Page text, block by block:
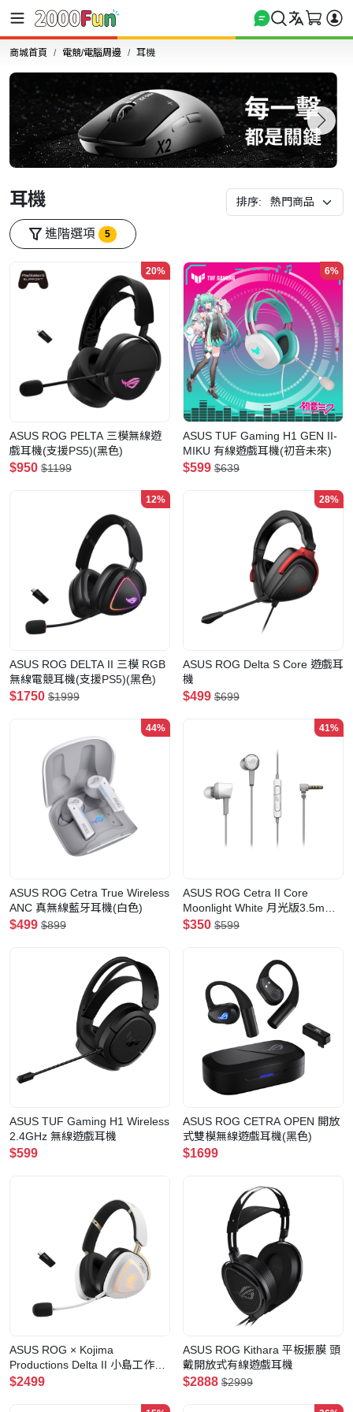
商城首頁 電競/電腦周邊 耳機
耳機 排序:
進階選項 5
20%
ASUS ROG PELTA 三模無線遊
戲耳機(支援PS5)(黑色)
$950 $1199
6%
ASUS TUF Gaming H1 GEN II-
MIKU 有線遊戲耳機(初音未來)
$599 $639
12%
ASUS ROG DELTA II 三模 RGB
無線電競耳機(支援PS5)(黑色)
$1750 $1999
28%
ASUS ROG Delta S Core 遊戲耳
機
$499 $699
44%
ASUS ROG Cetra True Wireless
ANC 真無線藍牙耳機(白色)
$499 $899
41%
ASUS ROG Cetra II Core
Moonlight White 月光版3.5mm
入耳式電競耳機
$350 $599
ASUS TUF Gaming H1 Wireless
2.4GHz 無線遊戲耳機
$599
ASUS ROG CETRA OPEN 開放
式雙模無線遊戲耳機(黑色)
$1699
ASUS ROG × Kojima
Productions Delta II 小島工作室
聯名 三模無線遊戲耳機
$2499
ASUS ROG Kithara 平板振膜 頭
戴開放式有線遊戲耳機
$2888 $2999